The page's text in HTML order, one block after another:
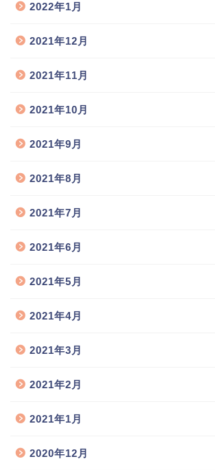
2022年1月
2021年12月
2021年11月
2021年10月
2021年9月
2021年8月
2021年7月
2021年6月
2021年5月
2021年4月
2021年3月
2021年2月
2021年1月
2020年12月